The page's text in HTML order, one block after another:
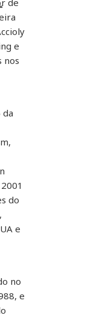
de
e
nos
da
do
e
no
e